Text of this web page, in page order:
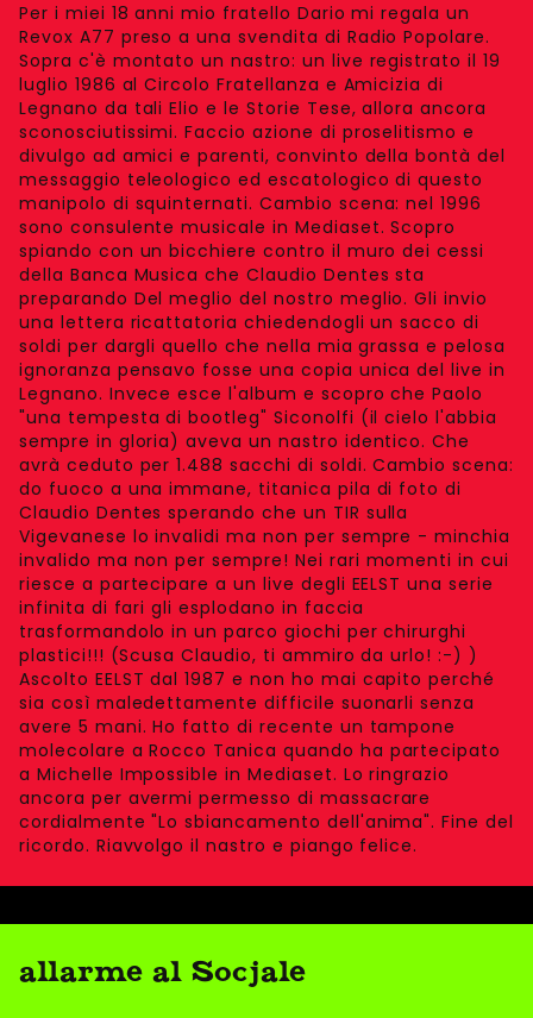
Per i miei 18 anni mio fratello Dario mi regala un
Revox A77 preso a una svendita di Radio Popolare.
Sopra c'è montato un nastro: un live registrato il 19
luglio 1986 al Circolo Fratellanza e Amicizia di
Legnano da tali Elio e le Storie Tese, allora ancora
sconosciutissimi. Faccio azione di proselitismo e
divulgo ad amici e parenti, convinto della bontà del
messaggio teleologico ed escatologico di questo
manipolo di squinternati. Cambio scena: nel 1996
sono consulente musicale in Mediaset. Scopro
spiando con un bicchiere contro il muro dei cessi
della Banca Musica che Claudio Dentes sta
preparando Del meglio del nostro meglio. Gli invio
una lettera ricattatoria chiedendogli un sacco di
soldi per dargli quello che nella mia grassa e pelosa
ignoranza pensavo fosse una copia unica del live in
Legnano. Invece esce l'album e scopro che Paolo
"una tempesta di bootleg" Siconolfi (il cielo l'abbia
sempre in gloria) aveva un nastro identico. Che
avrà ceduto per 1.488 sacchi di soldi. Cambio scena:
do fuoco a una immane, titanica pila di foto di
Claudio Dentes sperando che un TIR sulla
Vigevanese lo invalidi ma non per sempre - minchia
invalido ma non per sempre! Nei rari momenti in cui
riesce a partecipare a un live degli EELST una serie
infinita di fari gli esplodano in faccia
trasformandolo in un parco giochi per chirurghi
plastici!!! (Scusa Claudio, ti ammiro da urlo! :-) )
Ascolto EELST dal 1987 e non ho mai capito perché
sia così maledettamente difficile suonarli senza
avere 5 mani. Ho fatto di recente un tampone
molecolare a Rocco Tanica quando ha partecipato
a Michelle Impossible in Mediaset. Lo ringrazio
ancora per avermi permesso di massacrare
cordialmente "Lo sbiancamento dell'anima". Fine del
ricordo. Riavvolgo il nastro e piango felice.
allarme al Socjale